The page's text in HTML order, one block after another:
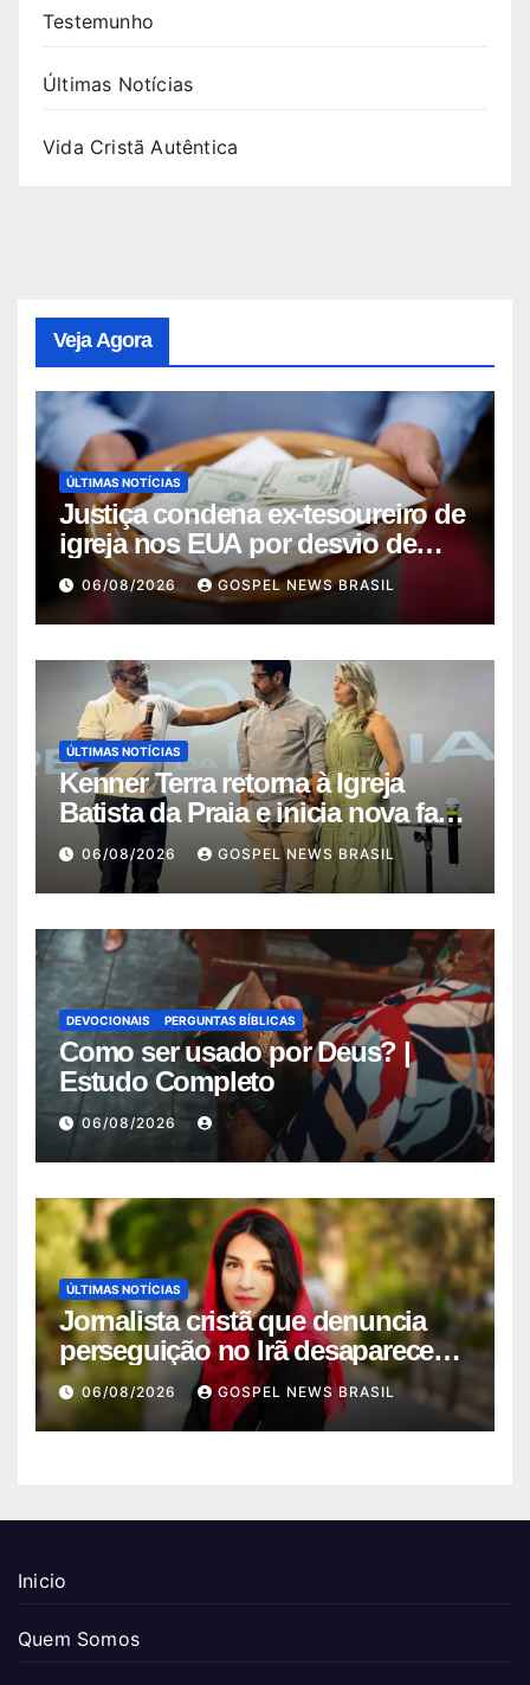
Testemunho
Últimas Notícias
Vida Cristã Autêntica
Veja Agora
ÚLTIMAS NOTÍCIAS
Justiça condena ex-tesoureiro de
igreja nos EUA por desvio de
quas…
06/08/2026 GOSPEL NEWS BRASIL
ÚLTIMAS NOTÍCIAS
Kenner Terra retorna à Igreja
Batista da Praia e inicia nova fase
…06/08/2026 GOSPEL NEWS BRASIL
DEVOCIONAIS PERGUNTAS BÍBLICAS
Como ser usado por Deus? |
Estudo Completo
06/08/2026
ÚLTIMAS NOTÍCIAS
Jornalista cristã que denuncia
perseguição no Irã desaparece
ap…
06/08/2026 GOSPEL NEWS BRASIL
Inicio
Quem Somos